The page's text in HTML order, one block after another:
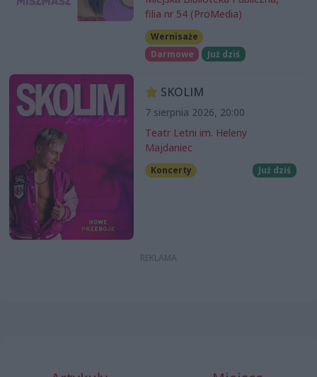
filia nr 54 (ProMedia)
Wernisaże
Darmowe
Już dziś
SKOLIM
7 sierpnia 2026, 20:00
Teatr Letni im. Heleny
Majdaniec
Koncerty Już dziś